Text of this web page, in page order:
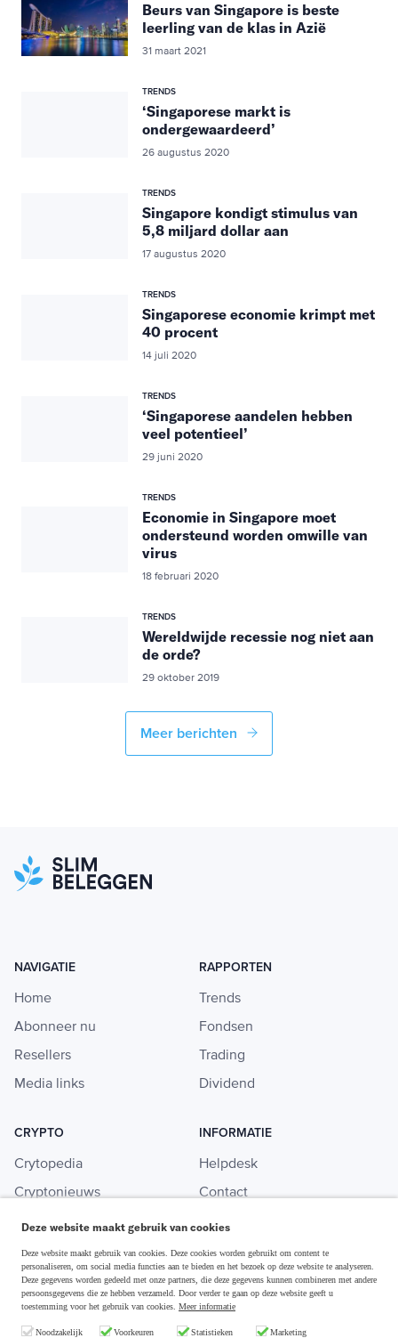
Beurs van Singapore is beste
leerling van de klas in Azië
31 maart 2021
TRENDS
‘Singaporese markt is
ondergewaardeerd’
26 augustus 2020
TRENDS
Singapore kondigt stimulus van
5,8 miljard dollar aan
17 augustus 2020
TRENDS
Singaporese economie krimpt met
40 procent
14 juli 2020
TRENDS
‘Singaporese aandelen hebben
veel potentieel’
29 juni 2020
TRENDS
Economie in Singapore moet
ondersteund worden omwille van
virus
18 februari 2020
TRENDS
Wereldwijde recessie nog niet aan
de orde?
29 oktober 2019
Meer berichten
NAVIGATIE
Home
Abonneer nu
Resellers
Media links
RAPPORTEN
Trends
Fondsen
Trading
Dividend
CRYPTO
Crytopedia
Cryptonieuws
Crypto koopgids
Investeren in crypto
INFORMATIE
Helpdesk
Contact
Adverteren
Disclaimer & Privacy
Deze website maakt gebruik van cookies
Deze website maakt gebruik van cookies. Deze cookies worden gebruikt om content te
personaliseren, om social media functies aan te bieden en het bezoek op deze website te analyseren.
Deze gegevens worden gedeeld met onze partners, die deze gegevens kunnen combineren met andere
persoonsgegevens die ze hebben verzameld. Door verder te gaan op deze website geeft u
toestemming voor het gebruik van cookies. Meer informatie
Noodzakelijk Voorkeuren Statistieken Marketing